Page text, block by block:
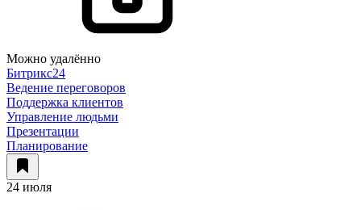
Можно удалённо
Битрикс24
Ведение переговоров
Поддержка клиентов
Управление людьми
Презентации
Планирование
24 июля